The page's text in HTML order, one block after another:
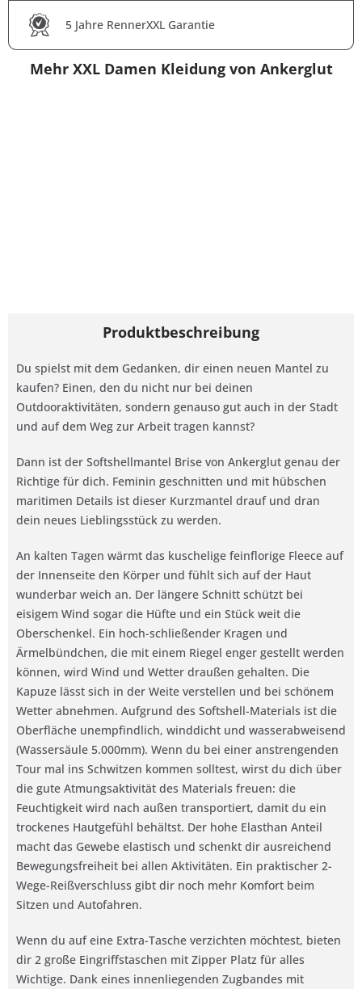
5 Jahre RennerXXL Garantie
Mehr XXL Damen Kleidung von Ankerglut
Produktbeschreibung
Du spielst mit dem Gedanken, dir einen neuen Mantel zu
kaufen? Einen, den du nicht nur bei deinen
Outdooraktivitäten, sondern genauso gut auch in der Stadt
und auf dem Weg zur Arbeit tragen kannst?
Dann ist der Softshellmantel Brise von Ankerglut genau der
Richtige für dich. Feminin geschnitten und mit hübschen
maritimen Details ist dieser Kurzmantel drauf und dran
dein neues Lieblingsstück zu werden.
An kalten Tagen wärmt das kuschelige feinflorige Fleece auf
der Innenseite den Körper und fühlt sich auf der Haut
wunderbar weich an. Der längere Schnitt schützt bei
eisigem Wind sogar die Hüfte und ein Stück weit die
Oberschenkel. Ein hoch-schließender Kragen und
Ärmelbündchen, die mit einem Riegel enger gestellt werden
können, wird Wind und Wetter draußen gehalten. Die
Kapuze lässt sich in der Weite verstellen und bei schönem
Wetter abnehmen. Aufgrund des Softshell-Materials ist die
Oberfläche unempfindlich, winddicht und wasserabweisend
(Wassersäule 5.000mm). Wenn du bei einer anstrengenden
Tour mal ins Schwitzen kommen solltest, wirst du dich über
die gute Atmungsaktivität des Materials freuen: die
Feuchtigkeit wird nach außen transportiert, damit du ein
trockenes Hautgefühl behältst. Der hohe Elasthan Anteil
macht das Gewebe elastisch und schenkt dir ausreichend
Bewegungsfreiheit bei allen Aktivitäten. Ein praktischer 2-
Wege-Reißverschluss gibt dir noch mehr Komfort beim
Sitzen und Autofahren.
Wenn du auf eine Extra-Tasche verzichten möchtest, bieten
dir 2 große Eingriffstaschen mit Zipper Platz für alles
Wichtige. Dank eines innenliegenden Zugbandes mit